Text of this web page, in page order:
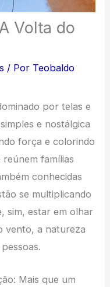
Volta do
/ Por Teobaldo
por telas e
e nostálgica
força e colorindo
famílias
conhecidas
se multiplicando
sim, estar em olhar
vento, a natureza
Mais que um